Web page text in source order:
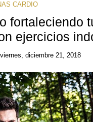
CARDIO
fortaleciendo
ejercicios
viernes, diciembre 21, 2018